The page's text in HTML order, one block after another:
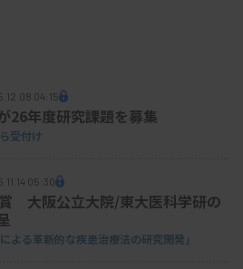
04:15
26年度研究課題を募集
受付け
05:30
大阪公立大院/東大医科学研の
よる革新的な疾患治療法の研究開発」